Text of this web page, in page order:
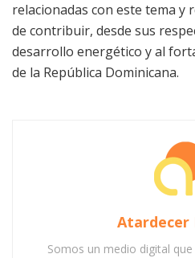
relacionadas con este tema y
de contribuir, desde sus
desarrollo energético y al
de la República Dominicana.
Atardecer
Somos un medio digital